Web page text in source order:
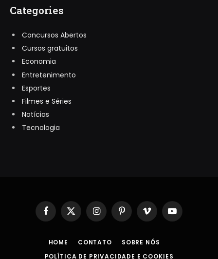
Categories
Concursos Abertos
Cursos gratuitos
Economia
Entretenimento
Esportes
Filmes e Séries
Notícias
Tecnologia
Facebook
X
(Twitter)
InstagramPinterestVimeo YouTube
HOME CONTATO
SOBRE NÓS
POLÍTICA DE PRIVACIDADE E COOKIES